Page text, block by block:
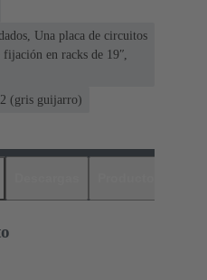
Una placa de circuitos
en racks de 19ʺ,
(gris guijarro)